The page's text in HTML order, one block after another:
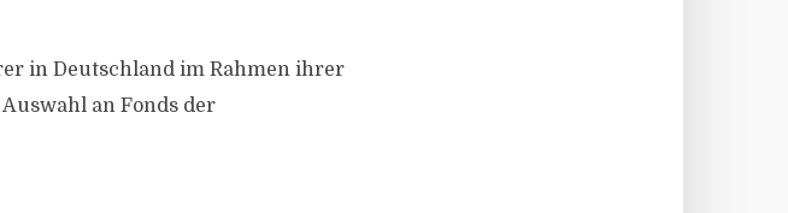
in Deutschland im Rahmen ihrer
an Fonds der